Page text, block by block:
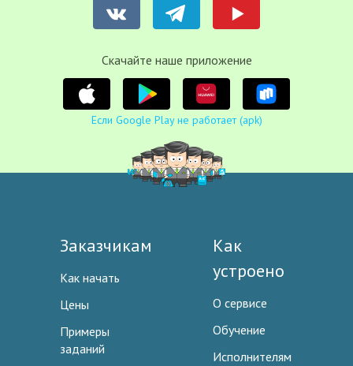
Cкачайте наше приложение
Если Google Play не работает (apk)
Заказчикам
Как начать
Цены
Примеры
заданий
Как
устроено
О сервисе
Обучение
Исполнителям